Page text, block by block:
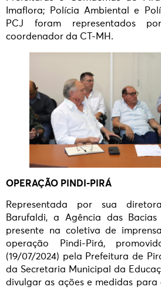
Imaflora; Polícia Ambiental e
PCJ foram representados
coordenador da CT-MH.
OPERAÇÃO PINDI-PIRÁ
Representada por sua
Barufaldi, a Agência das
presente na coletiva de
operação Pindi-Pirá,
(19/07/2024) pela Prefeitura de
da Secretaria Municipal da
divulgar as ações e medidas para